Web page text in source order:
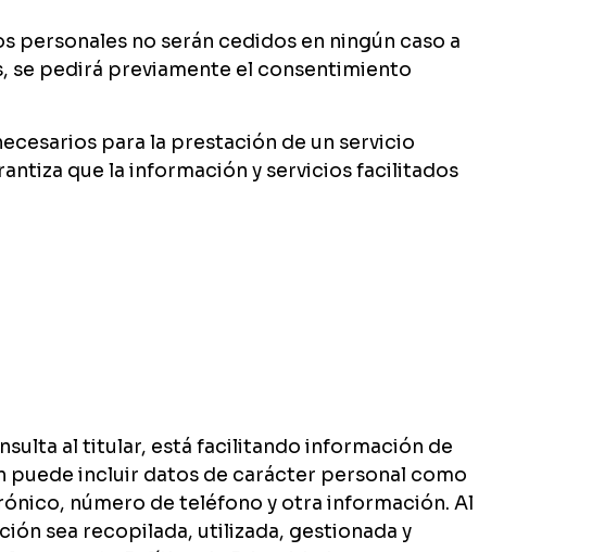
personales no serán cedidos en ningún caso a
se pedirá previamente el consentimiento
para la prestación de un servicio
que la información y servicios facilitados
al titular, está facilitando información de
puede incluir datos de carácter personal como
número de teléfono y otra información. Al
sea recopilada, utilizada, gestionada y